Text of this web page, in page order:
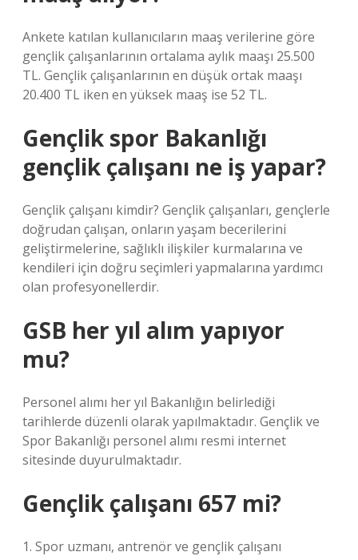
Ankete katılan kullanıcıların maaş verilerine göre
gençlik çalışanlarının ortalama aylık maaşı 25.500
TL. Gençlik çalışanlarının en düşük ortak maaşı
20.400 TL iken en yüksek maaş ise 52 TL.
Gençlik spor Bakanlığı
gençlik çalışanı ne iş yapar?
Gençlik çalışanı kimdir? Gençlik çalışanları, gençlerle
doğrudan çalışan, onların yaşam becerilerini
geliştirmelerine, sağlıklı ilişkiler kurmalarına ve
kendileri için doğru seçimleri yapmalarına yardımcı
olan profesyonellerdir.
GSB her yıl alım yapıyor
mu?
Personel alımı her yıl Bakanlığın belirlediği
tarihlerde düzenli olarak yapılmaktadır. Gençlik ve
Spor Bakanlığı personel alımı resmi internet
sitesinde duyurulmaktadır.
Gençlik çalışanı 657 mi?
1. Spor uzmanı, antrenör ve gençlik çalışanı